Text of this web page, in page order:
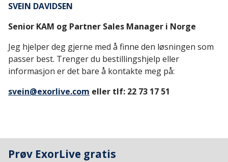
SVEIN DAVIDSEN
Senior KAM og Partner Sales Manager i Norge
Jeg hjelper deg gjerne med å finne den løsningen som
passer best. Trenger du bestillingshjelp eller
informasjon er det bare å kontakte meg på:
svein@exorlive.com eller tlf: 22 73 17 51
Prøv ExorLive gratis